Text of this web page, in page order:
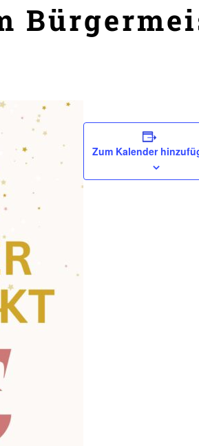
Zum Kalender